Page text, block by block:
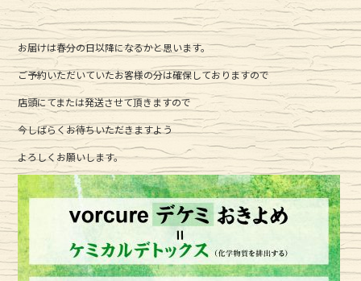
お届けは春分の日以降になるかと思います。
ご予約いただいていたお客様の分は確保しておりますので
店頭にてまたは発送させて頂きますので
今しばらくお待ちいただきますよう
よろしくお願いします。